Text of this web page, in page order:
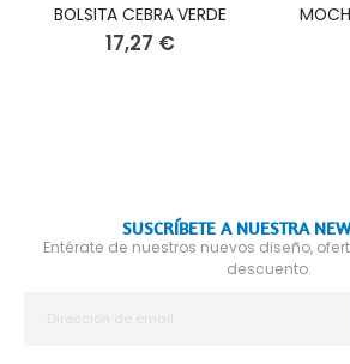
BOLSITA CEBRA VERDE
17,27 €
SUSCRÍBETE A NUESTRA
Entérate de nuestros nuevos diseño,
descuento.